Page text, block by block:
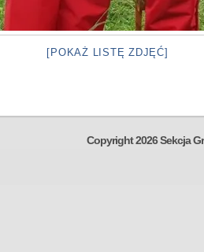
[POKAŻ LISTĘ ZDJĘĆ]
Copyright 2026 Sekcja